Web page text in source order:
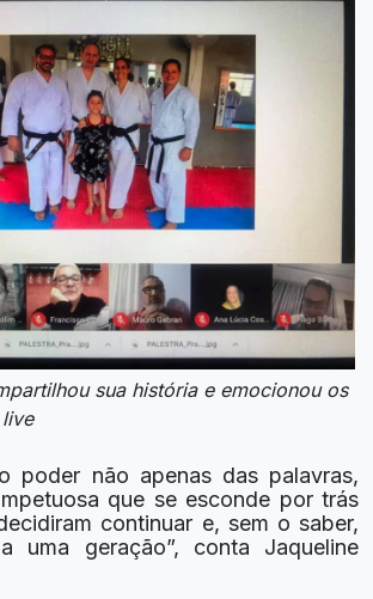
sua história e emocionou os
poder não apenas das palavras,
que se esconde por trás
continuar e, sem o saber,
uma geração”, conta Jaqueline